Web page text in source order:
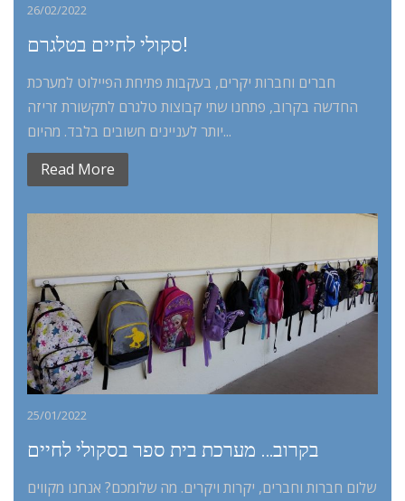
26/02/2022
סקולי לחיים בטלגרם!
חברים וחברות יקרים, בעקבות פתיחת הפיילוט למערכת
החדשה בקרוב, פתחנו שתי קבוצות טלגרם לתקשורת זריזה
יותר לעניינים חשובים בלבד. מהיום...
Read More
25/01/2022
בקרוב… מערכת בית ספר בסקולי לחיים
שלום חברות וחברים, יקרות ויקרים. מה שלומכם? אנחנו מקווים